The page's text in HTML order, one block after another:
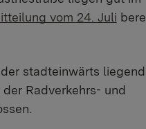
vom 24. Juli
stadteinwärts
Radverkehrs- und